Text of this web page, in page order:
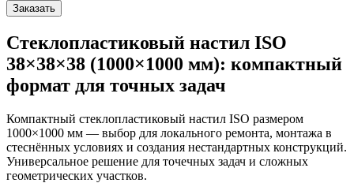
Заказать
Стеклопластиковый настил ISO
38×38×38 (1000×1000 мм): компактный
формат для точных задач
Компактный стеклопластиковый настил ISO размером
1000×1000 мм — выбор для локального ремонта, монтажа в
стеснённых условиях и создания нестандартных конструкций.
Универсальное решение для точечных задач и сложных
геометрических участков.